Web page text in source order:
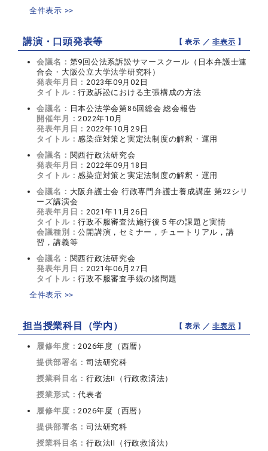
全件表示 >>
講演・口頭発表等 【 表示 ／非表示 】
会議名： 第9回公法系訴訟サマースクール（日本弁護士連
合会・大阪公立大学法学研究科）
発表年月日：2023年09月02日
タイトル：行政訴訟における主張構成の方法
会議名： 日本公法学会第86回総会 総会報告
開催年月：2022年10月
発表年月日：2022年10月29日
タイトル：感染症対策と実定法制度の解釈・運用
会議名： 関西行政法研究会
発表年月日：2022年09月18日
タイトル：感染症対策と実定法制度の解釈・運用
会議名： 大阪弁護士会 行政専門弁護士養成講座 第22シリ
ーズ講演会
発表年月日：2021年11月26日
タイトル：行政不服審査法施行後５年の課題と実情
会議種別：公開講演，セミナー，チュートリアル，講
習，講義等
会議名： 関西行政法研究会
発表年月日：2021年06月27日
タイトル：行政不服審査手続の諸問題
全件表示 >>
担当授業科目（学内） 【 表示 ／非表示 】
履修年度：2026年度（西暦）
提供部署名：司法研究科
授業科目名：行政法II（行政救済法）
授業形式：代表者
履修年度：2026年度（西暦）
提供部署名：司法研究科
授業科目名：行政法II（行政救済法）